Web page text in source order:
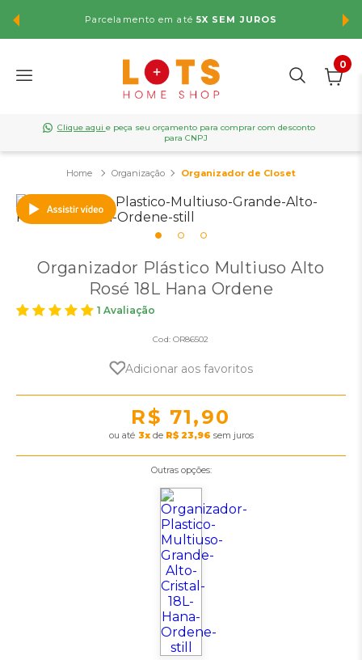
Parcelamento em até 5X SEM JUROS
0
Clique aqui e peça seu orçamento para comprar com desconto
para CNPJ
Organização Organizador de Closet
Organizador Plástico Multiuso Alto
Rosé 18L Hana Ordene
1 Avaliação
Cod: OR86502
Adicionar aos favoritos
R$ 71,90
ou 3xde R$ 23,96 sem juros
Outras opções: